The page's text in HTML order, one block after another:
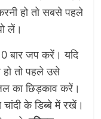
हो तो सबसे पहले
लें।
बार जप करें। यदि
हो तो पहले उसे
का छिड़काव करें।
के डिब्बे में रखें।